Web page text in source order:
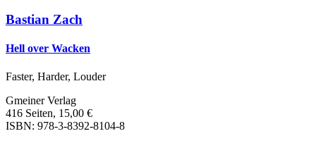
Bastian Zach
Hell over Wacken
Faster, Harder, Louder
Gmeiner Verlag
416 Seiten, 15,00 €
ISBN: 978-3-8392-8104-8